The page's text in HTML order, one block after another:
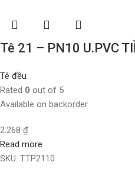
Tê 21 – PN10 U.PVC
Tê đều
Rated 0 out of 5
Available on backorder
2.268 ₫
Read more
SKU: TTP2110